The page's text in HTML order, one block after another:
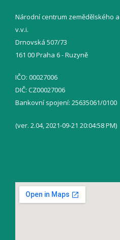
Národní centrum zemědělského
v.v.i.
Drnovská 507/73
161 00 Praha 6 - Ruzyně
IČO: 00027006
DIČ: CZ00027006
Bankovní spojení: 25635061/0100
(ver. 2.04, 2021-09-21 20:04:58 PM)